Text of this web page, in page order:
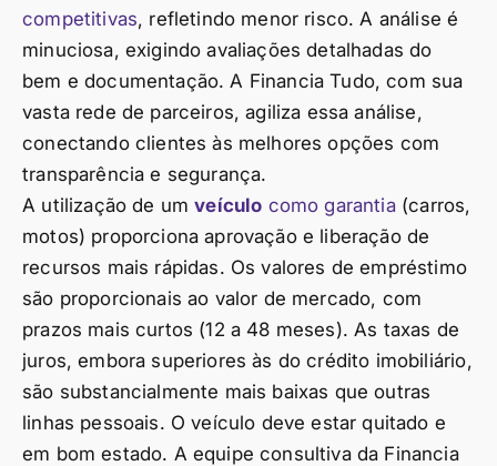
competitivas, refletindo menor risco. A análise é
minuciosa, exigindo avaliações detalhadas do
bem e documentação. A Financia Tudo, com sua
vasta rede de parceiros, agiliza essa análise,
conectando clientes às melhores opções com
transparência e segurança.
A utilização de umveículo como garantia(carros,
motos) proporciona aprovação e liberação de
recursos mais rápidas. Os valores de empréstimo
são proporcionais ao valor de mercado, com
prazos mais curtos (12 a 48 meses). As taxas de
juros, embora superiores às do crédito imobiliário,
são substancialmente mais baixas que outras
linhas pessoais. O veículo deve estar quitado e
em bom estado. A equipe consultiva da Financia